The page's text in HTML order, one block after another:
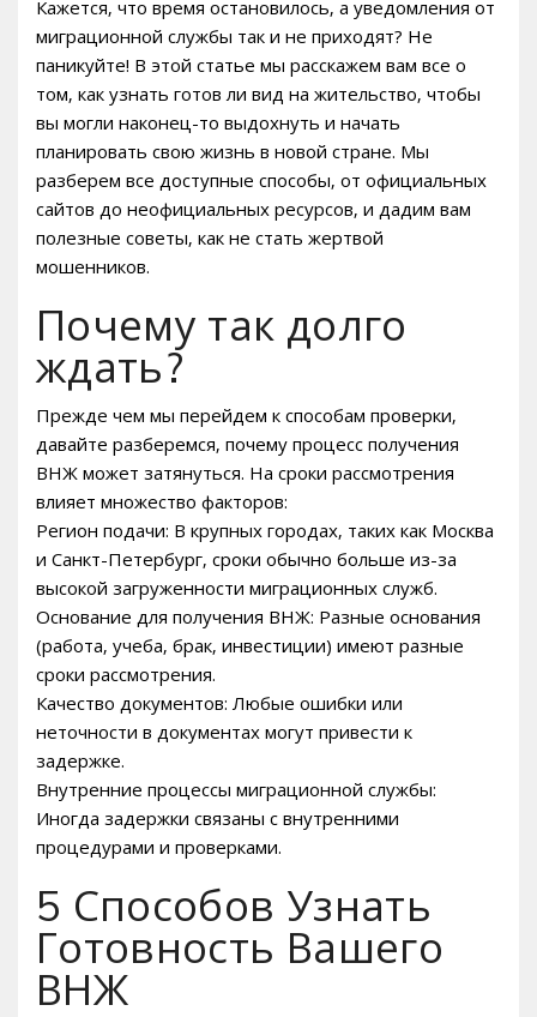
Кажется‚ что время остановилось‚ а уведомления от
миграционной службы так и не приходят? Не
паникуйте! В этой статье мы расскажем вам все о
том‚ как узнать готов ли вид на жительство‚ чтобы
вы могли наконец-то выдохнуть и начать
планировать свою жизнь в новой стране. Мы
разберем все доступные способы‚ от официальных
сайтов до неофициальных ресурсов‚ и дадим вам
полезные советы‚ как не стать жертвой
мошенников.
Почему так долго
ждать?
Прежде чем мы перейдем к способам проверки‚
давайте разберемся‚ почему процесс получения
ВНЖ может затянуться. На сроки рассмотрения
влияет множество факторов:
Регион подачи: В крупных городах‚ таких как Москва
и Санкт-Петербург‚ сроки обычно больше из-за
высокой загруженности миграционных служб.
Основание для получения ВНЖ: Разные основания
(работа‚ учеба‚ брак‚ инвестиции) имеют разные
сроки рассмотрения.
Качество документов: Любые ошибки или
неточности в документах могут привести к
задержке.
Внутренние процессы миграционной службы:
Иногда задержки связаны с внутренними
процедурами и проверками.
5 Способов Узнать
Готовность Вашего
ВНЖ